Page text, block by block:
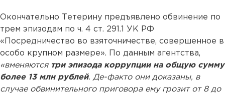
Окончательно Тетерину предъявлено обвинение по
трем эпизодам по ч. 4 ст. 291.1 УК РФ
«Посредничество во взяточничестве, совершенное в
особо крупном размере». По данным агентства,
«вменяются три эпизода коррупции на общую сумму
более 13 млн рублей. Де-факто они доказаны, в
случае обвинительного приговора ему грозит от 8 до